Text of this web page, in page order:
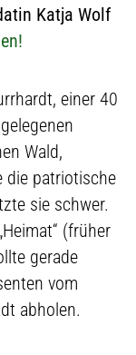
Katja Wolf
einer 40
Wald,
die patriotische
sie schwer.
(früher
gerade
vom
abholen.